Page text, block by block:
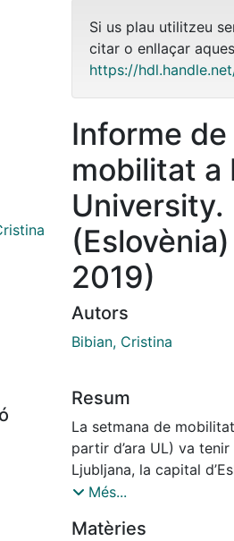
Si us plau utilitzeu
citar o enllaçar
https://
Informe
mobilitat a
University.
2019)
Autors
Bibian, Cristina
Resum
La setmana de
partir d’ara UL) va
Ljubljana, la capital
coordinada per la Dra.
ampli programa de
Més...
Matèries